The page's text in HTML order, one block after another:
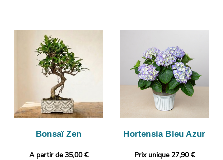
Bonsaï Zen
A partir de 35,00 €
Hortensia Bleu Azur
Prix unique 27,90 €